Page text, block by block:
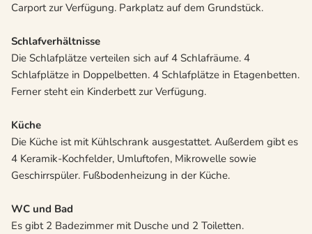
Carport zur Verfügung. Parkplatz auf dem Grundstück.
Schlafverhältnisse
Die Schlafplätze verteilen sich auf 4 Schlafräume. 4
Schlafplätze in Doppelbetten. 4 Schlafplätze in Etagenbetten.
Ferner steht ein Kinderbett zur Verfügung.
Küche
Die Küche ist mit Kühlschrank ausgestattet. Außerdem gibt es
4 Keramik-Kochfelder, Umluftofen, Mikrowelle sowie
Geschirrspüler. Fußbodenheizung in der Küche.
WC und Bad
Es gibt 2 Badezimmer mit Dusche und 2 Toiletten.